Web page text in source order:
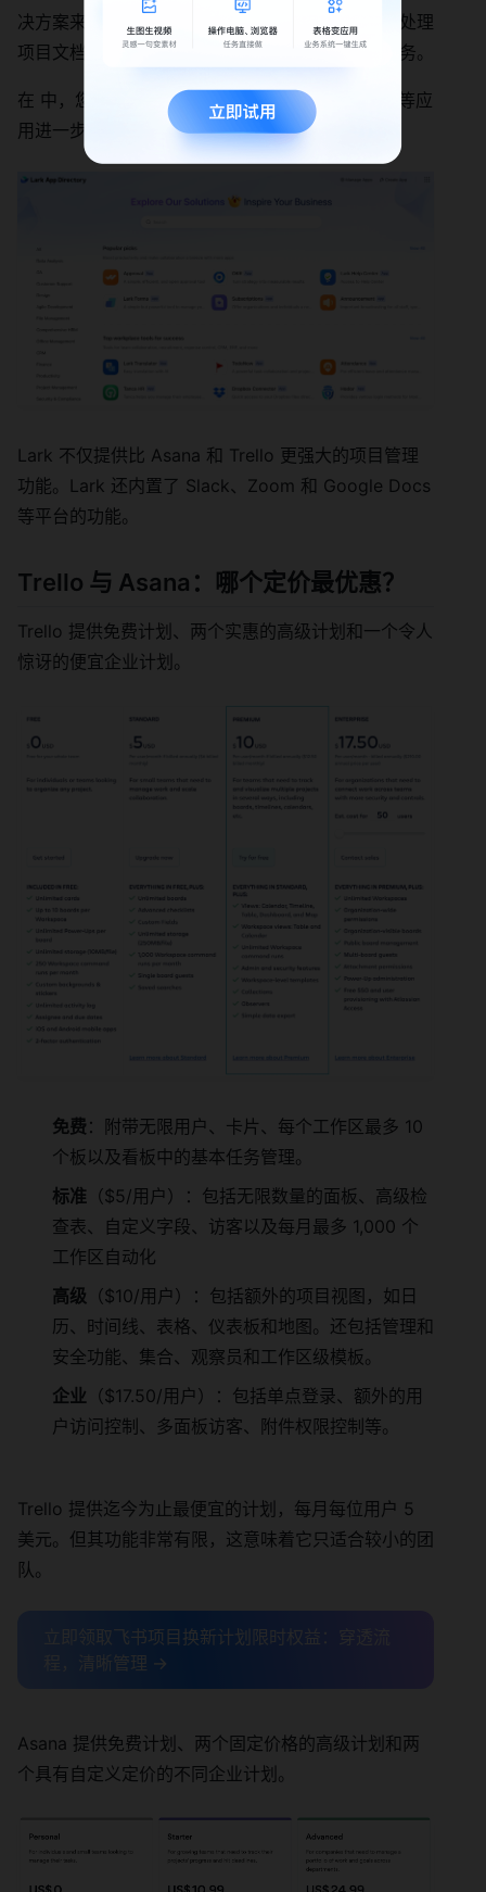
决方案来解决此问题。您可以在同一个平台内协作处理
项目文档和路线图、聊天、视频通话和管理日常任务。
在 中，您可以使用 OKR 跟踪、表单和审批工作流等应
用进一步扩展功能。
Lark 不仅提供比 Asana 和 Trello 更强大的项目管理
功能。Lark 还内置了 Slack、Zoom 和 Google Docs
等平台的功能。
Trello 与 Asana：哪个定价最优惠？
Trello 提供免费计划、两个实惠的高级计划和一个令人
惊讶的便宜企业计划。
免费 ：附带无限用户、卡片、每个工作区最多 10
个板以及看板中的基本任务管理。
标准 （$5/用户）：包括无限数量的面板、高级检
查表、自定义字段、访客以及每月最多 1,000 个
工作区自动化
高级 （$10/用户）：包括额外的项目视图，如日
历、时间线、表格、仪表板和地图。还包括管理和
安全功能、集合、观察员和工作区级模板。
企业 （$17.50/用户）：包括单点登录、额外的用
户访问控制、多面板访客、附件权限控制等。
Trello 提供迄今为止最便宜的计划，每月每位用户 5
美元。但其功能非常有限，这意味着它只适合较小的团
队。
立即领取飞书项目换新计划限时权益：穿透流
程，清晰管理 →
Asana 提供免费计划、两个固定价格的高级计划和两
个具有自定义定价的不同企业计划。